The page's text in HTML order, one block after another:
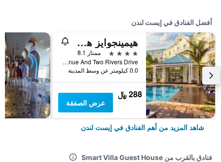
أفضل الفنادق في إيست لندن
هيمينجوايز هوتل
4 نجوم
ممتاز 8.1
Cnr Western Avenue And Two Rivers Drive, إيست لندن, محافظة الكاب الشرقية, جنوب أفريقيا
0.0 كيلومتر عن وسط المدينة
288 ﷼
عرض الصفقة
شاهد المزيد من أهم الفنادق في إيست لندن
فنادق بالقرب من Smart Villa Guest House